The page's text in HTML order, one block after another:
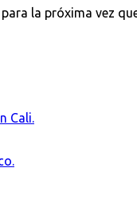
la próxima vez
Cali.